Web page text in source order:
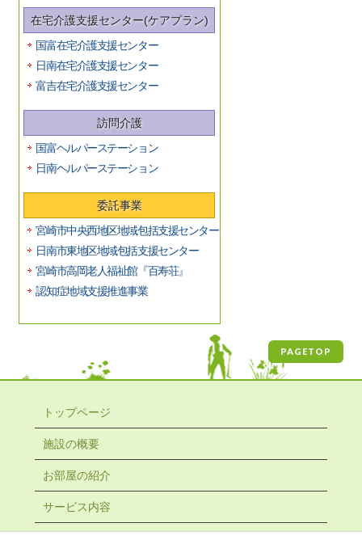
在宅介護支援センター(ケアプラン)
国富在宅介護支援センター
日南在宅介護支援センター
富吉在宅介護支援センター
訪問介護
国富ヘルパーステーション
日南ヘルパーステーション
委託事業
宮崎市中央西地区地域包括支援センター
日南市東地区地域包括支援センター
宮崎市高岡老人福祉館『百寿荘』
認知症地域支援推進事業
PAGETOP
トップページ
施設の概要
お部屋の紹介
サービス内容